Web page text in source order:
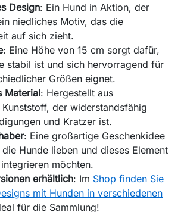
Design: Ein Hund in Aktion, der
niedliches Motiv, das die
auf sich zieht.
: Eine Höhe von 15 cm sorgt dafür,
stabil ist und sich hervorragend für
Größen eignet.
Material: Hergestellt aus
der widerstandsfähig
und Kratzer ist.
: Eine großartige Geschenkidee
Hunde lieben und dieses Element
möchten.
erhältlich: Im Shop finden Sie
mit Hunden in verschiedenen
für die Sammlung!